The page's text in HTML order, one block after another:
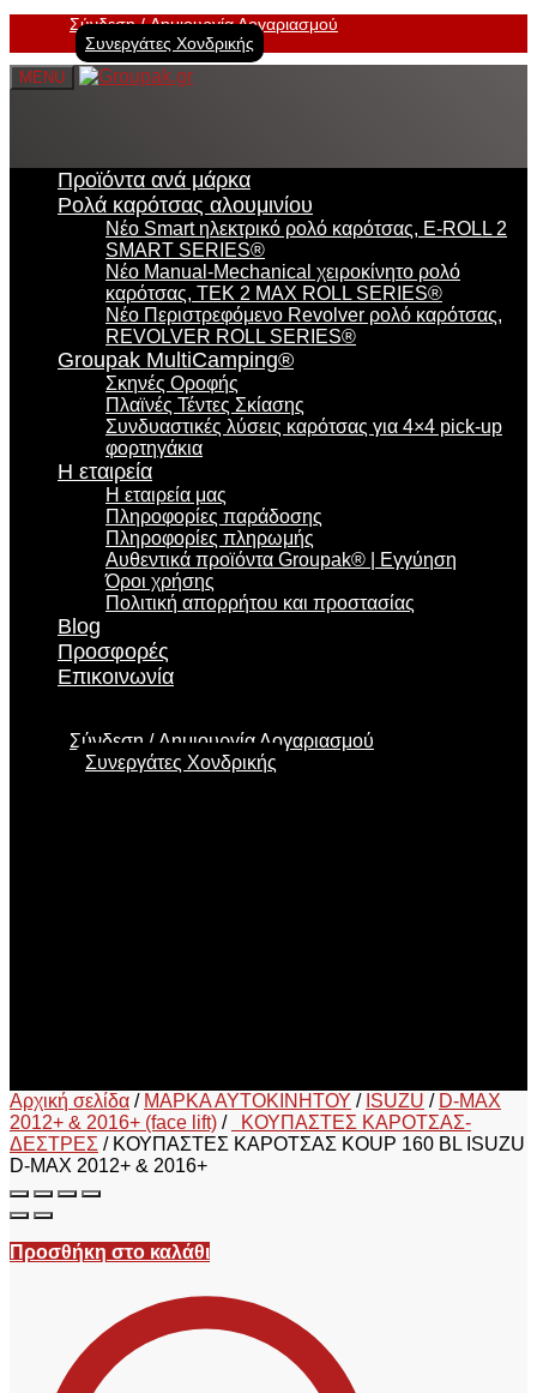
Σύνδεση
Δημιουργία Λογαριασμού
Συνεργάτες Χονδρικής
MENU
Προϊόντα ανά μάρκα
Ρολά καρότσας αλουμινίου
Νέο Smart ηλεκτρικό ρολό καρότσας, E-ROLL 2
SMART SERIES®
Νέο Manual-Mechanical χειροκίνητο ρολό
καρότσας, TEK 2 MAX ROLL SERIES®
Νέο Περιστρεφόμενο Revolver ρολό καρότσας,
REVOLVER ROLL SERIES®
Groupak MultiCamping®
Σκηνές Οροφής
Πλαϊνές Τέντες Σκίασης
Συνδυαστικές λύσεις καρότσας για 4×4 pick-up
φορτηγάκια
Η εταιρεία
Η εταιρεία μας
Πληροφορίες παράδοσης
Πληροφορίες πληρωμής
Αυθεντικά προϊόντα Groupak® | Εγγύηση
Όροι χρήσης
Πολιτική απορρήτου και προστασίας
Blog
Προσφορές
Επικοινωνία
Σύνδεση
Δημιουργία Λογαριασμού
Συνεργάτες Χονδρικής
Αρχική σελίδα / ΜΑΡΚΑ ΑΥΤΟΚΙΝΗΤΟΥ / ISUZU / D-MAX
2012+ & 2016+ (face lift) /
ΚΟΥΠΑΣΤΕΣ ΚΑΡΟΤΣΑΣ-
ΔΕΣΤΡΕΣ / ΚΟΥΠΑΣΤΕΣ ΚΑΡΟΤΣΑΣ KOUP 160 BL ISUZU
D-MAX 2012+ & 2016+
Προσθήκη στο καλάθι